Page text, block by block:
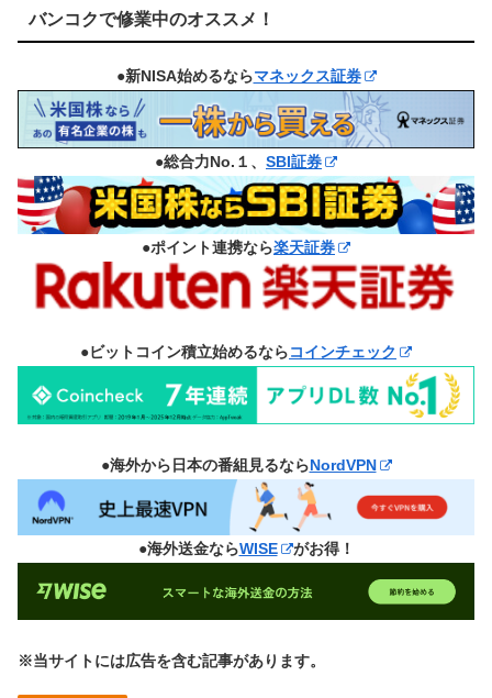
バンコクで修業中のオススメ！
●新NISA始めるならマネックス証券
●総合力No.１、 SBI証券
●ポイント連携なら楽天証券
●ビットコイン積立始めるならコインチェック
●海外から日本の番組見るならNordVPN
●海外送金ならWISE がお得！
※当サイトには広告を含む記事があります。